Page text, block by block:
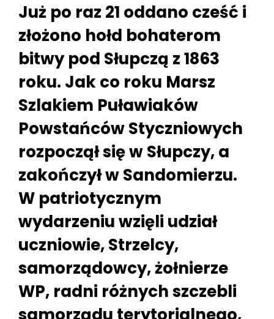
Już po raz 21 oddano cześć i
złożono hołd bohaterom
bitwy pod Słupczą z 1863
roku. Jak co roku Marsz
Szlakiem Puławiaków
Powstańców Styczniowych
rozpoczął się w Słupczy, a
zakończył w Sandomierzu.
W patriotycznym
wydarzeniu wzięli udział
uczniowie, Strzelcy,
samorządowcy, żołnierze
WP, radni różnych szczebli
samorządu terytorialnego,